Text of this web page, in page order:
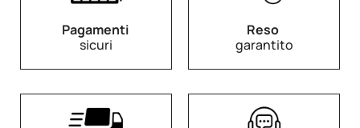
Pagamenti
sicuri
Reso
garantito